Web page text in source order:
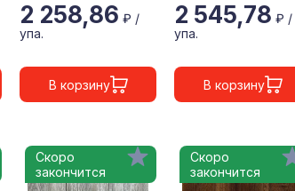
2 258,86 ₽ /
упа.
В корзину
2 545,78 ₽ /
упа.
В корзину
Скоро
закончится
Скоро
закончится